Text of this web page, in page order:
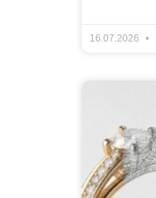
16.07.2026